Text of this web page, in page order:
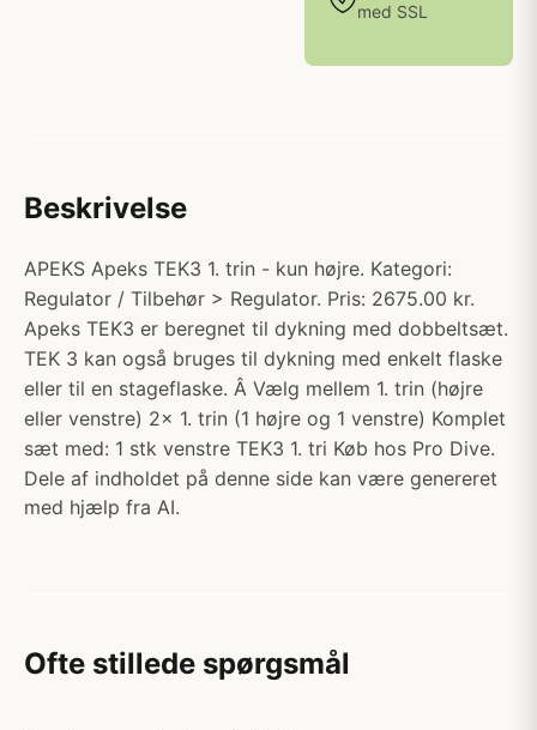
med SSL
Beskrivelse
APEKS Apeks TEK3 1. trin - kun højre. Kategori:
Regulator / Tilbehør > Regulator. Pris: 2675.00 kr.
Apeks TEK3 er beregnet til dykning med dobbeltsæt.
TEK 3 kan også bruges til dykning med enkelt flaske
eller til en stageflaske. Â Vælg mellem 1. trin (højre
eller venstre) 2x 1. trin (1 højre og 1 venstre) Komplet
sæt med: 1 stk venstre TEK3 1. tri Køb hos Pro Dive.
Dele af indholdet på denne side kan være genereret
med hjælp fra AI.
Ofte stillede spørgsmål